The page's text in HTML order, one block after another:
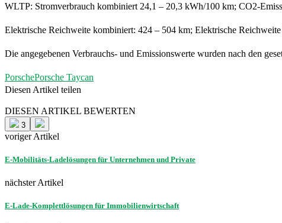
WLTP: Stromverbrauch kombiniert 24,1 – 20,3 kWh/100 km; CO2-
Elektrische Reichweite kombiniert: 424 – 504 km; Elektrische
Die angegebenen Verbrauchs- und Emissionswerte wurden nach den
PorschePorsche Taycan
Diesen Artikel teilen
DIESEN ARTIKEL BEWERTEN
3
voriger Artikel
E-Mobilitäts-Ladelösungen für Unternehmen und Private
nächster Artikel
E-Lade-Komplettlösungen für Immobilienwirtschaft